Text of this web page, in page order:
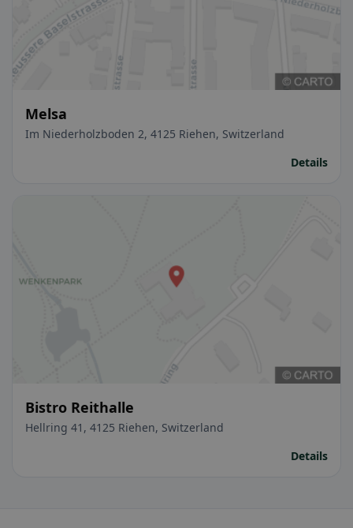
Melsa
Im Niederholzboden 2, 4125 Riehen, Switzerland
Details
Bistro Reithalle
Hellring 41, 4125 Riehen, Switzerland
Details